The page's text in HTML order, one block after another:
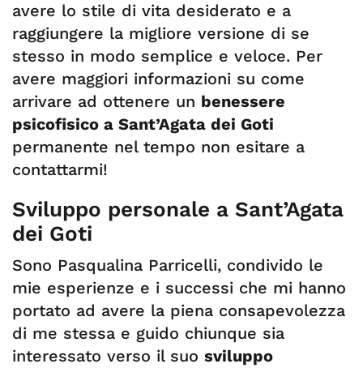
avere lo stile di vita desiderato e a
raggiungere la migliore versione di se
stesso in modo semplice e veloce. Per
avere maggiori informazioni su come
arrivare ad ottenere un benessere
psicofisico a Sant’Agata dei Goti
permanente nel tempo non esitare a
contattarmi!
Sviluppo personale a Sant’Agata
dei Goti
Sono Pasqualina Parricelli, condivido le
mie esperienze e i successi che mi hanno
portato ad avere la piena consapevolezza
di me stessa e guido chiunque sia
interessato verso il suo sviluppo